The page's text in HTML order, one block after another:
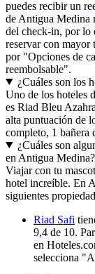
puedes recibir un
de Antigua Medina
del check-in, por lo
reservar con mayor
por "Opciones de
reembolsable".
¿Cuáles son los
Uno de los hoteles
es Riad Bleu
alta puntuación de
completo, 1 bañera
¿Cuáles son
en Antigua Medina?
Viajar con tu
hotel increíble. En
siguientes
Riad Safi
9,4 de 10.
en
selecciona